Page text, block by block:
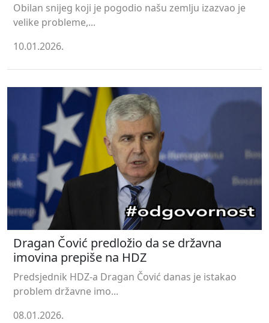
Obilan snijeg koji je pogodio našu zemlju izazvao je
velike probleme,...
10.01.2026.
Dragan Čović predložio da se državna
imovina prepiše na HDZ
Predsjednik HDZ-a Dragan Čović danas je istakao
problem državne imo...
08.01.2026.